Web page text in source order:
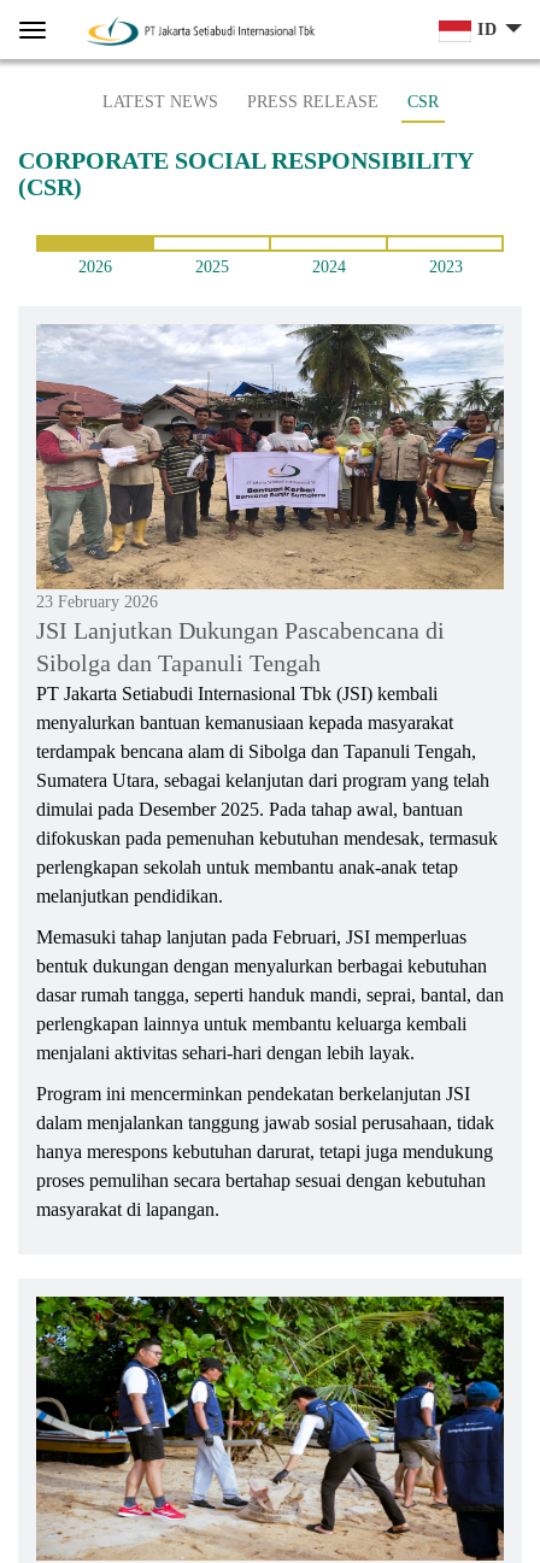
Menu Home ID
LATEST NEWS PRESS RELEASE CSR
CORPORATE SOCIAL RESPONSIBILITY
(CSR)
2026 2025 2024 2023
23 February 2026
JSI Lanjutkan Dukungan Pascabencana di
Sibolga dan Tapanuli Tengah
PT Jakarta Setiabudi Internasional Tbk (JSI) kembali
menyalurkan bantuan kemanusiaan kepada masyarakat
terdampak bencana alam di Sibolga dan Tapanuli Tengah,
Sumatera Utara, sebagai kelanjutan dari program yang telah
dimulai pada Desember 2025. Pada tahap awal, bantuan
difokuskan pada pemenuhan kebutuhan mendesak, termasuk
perlengkapan sekolah untuk membantu anak-anak tetap
melanjutkan pendidikan.
Memasuki tahap lanjutan pada Februari, JSI memperluas
bentuk dukungan dengan menyalurkan berbagai kebutuhan
dasar rumah tangga, seperti handuk mandi, seprai, bantal, dan
perlengkapan lainnya untuk membantu keluarga kembali
menjalani aktivitas sehari-hari dengan lebih layak.
Program ini mencerminkan pendekatan berkelanjutan JSI
dalam menjalankan tanggung jawab sosial perusahaan, tidak
hanya merespons kebutuhan darurat, tetapi juga mendukung
proses pemulihan secara bertahap sesuai dengan kebutuhan
masyarakat di lapangan.